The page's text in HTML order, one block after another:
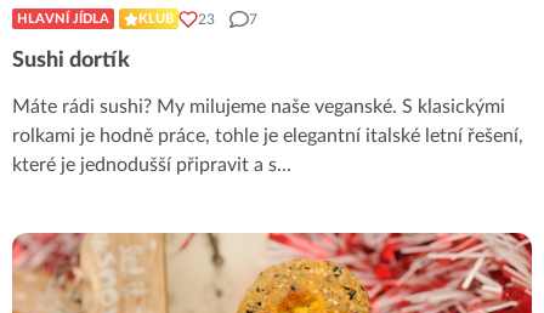
HLAVNÍ JÍDLA KLUB 23 7
Sushi dortík
Máte rádi sushi? My milujeme naše veganské. S klasickými
rolkami je hodně práce, tohle je elegantní italské letní řešení,
které je jednodušší připravit a s...